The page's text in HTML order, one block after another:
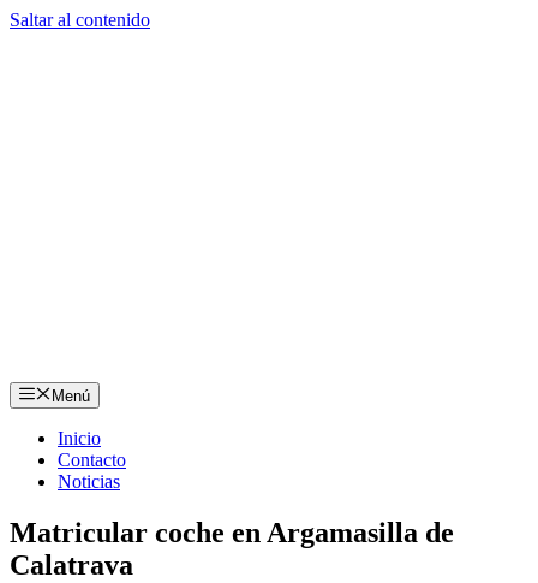
Saltar al contenido
Menú
Inicio
Contacto
Noticias
Matricular coche en Argamasilla de
Calatrava